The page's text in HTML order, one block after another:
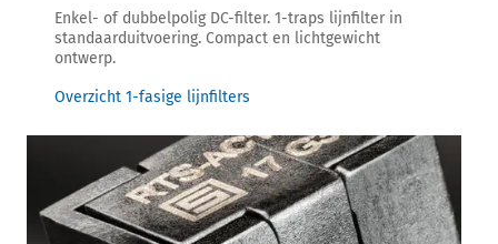
Enkel- of dubbelpolig DC-filter. 1-traps lijnfilter in
standaarduitvoering. Compact en lichtgewicht
ontwerp.
Overzicht 1-fasige lijnfilters